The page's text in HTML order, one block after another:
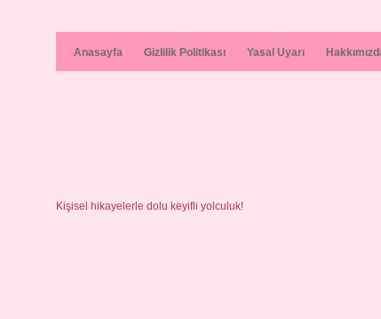
Anasayfa Gizlilik Politikası Yasal Uyarı
Kişisel hikayelerle dolu keyifli yolculuk!